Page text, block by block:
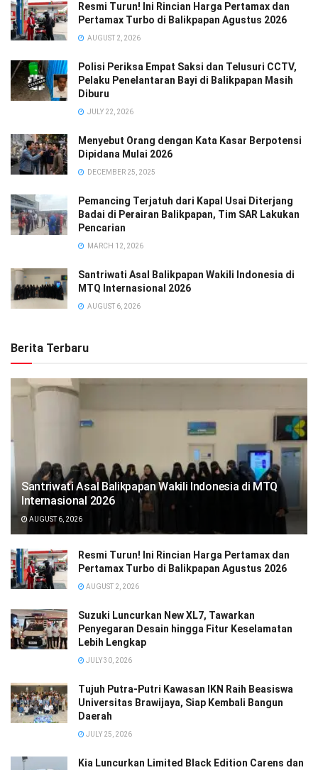
Resmi Turun! Ini Rincian Harga Pertamax dan
Pertamax Turbo di Balikpapan Agustus 2026
AUGUST 2, 2026
Polisi Periksa Empat Saksi dan Telusuri CCTV,
Pelaku Penelantaran Bayi di Balikpapan Masih
Diburu
JULY 22, 2026
Menyebut Orang dengan Kata Kasar Berpotensi
Dipidana Mulai 2026
DECEMBER 25, 2025
Pemancing Terjatuh dari Kapal Usai Diterjang
Badai di Perairan Balikpapan, Tim SAR Lakukan
Pencarian
MARCH 12, 2026
Santriwati Asal Balikpapan Wakili Indonesia di
MTQ Internasional 2026
AUGUST 6, 2026
Berita Terbaru
Santriwati Asal Balikpapan Wakili Indonesia di MTQ
Internasional 2026
AUGUST 6, 2026
Resmi Turun! Ini Rincian Harga Pertamax dan
Pertamax Turbo di Balikpapan Agustus 2026
AUGUST 2, 2026
Suzuki Luncurkan New XL7, Tawarkan
Penyegaran Desain hingga Fitur Keselamatan
Lebih Lengkap
JULY 30, 2026
Tujuh Putra-Putri Kawasan IKN Raih Beasiswa
Universitas Brawijaya, Siap Kembali Bangun
Daerah
JULY 25, 2026
Kia Luncurkan Limited Black Edition Carens dan